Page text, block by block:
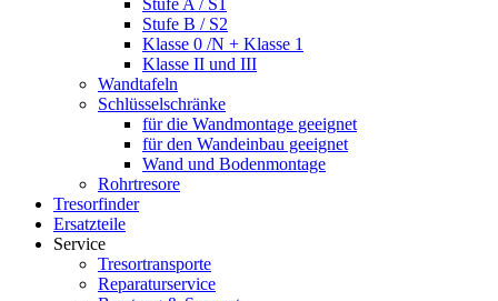
Stufe A / S1
Stufe B / S2
Klasse 0 /N + Klasse 1
Klasse II und III
Wandtafeln
Schlüsselschränke
für die Wandmontage geeignet
für den Wandeinbau geeignet
Wand und Bodenmontage
Rohrtresore
Tresorfinder
Ersatzteile
Service
Tresortransporte
Reparaturservice